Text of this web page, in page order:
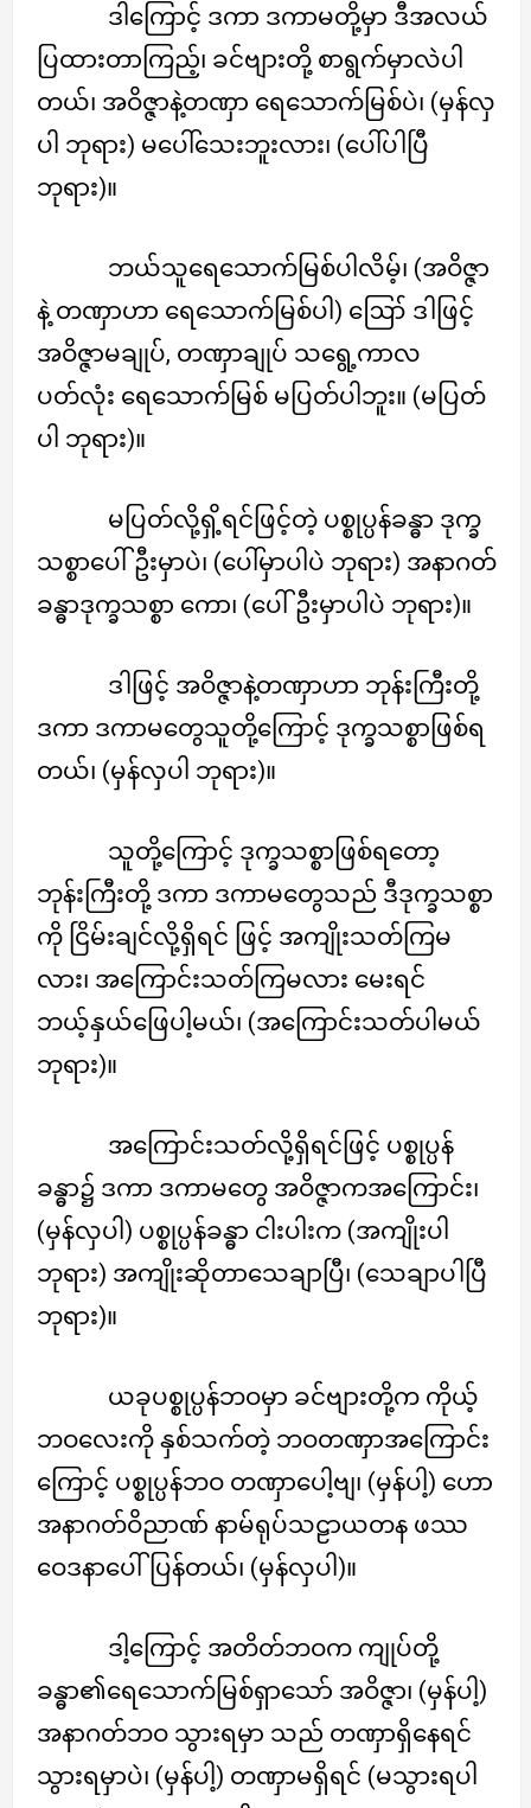
ဒါကြောင့် ဒကာ ဒကာမတို့မှာ ဒီအလယ်
ပြထားတာကြည့်၊ ခင်ဗျားတို့ စာရွက်မှာလဲပါ
တယ်၊ အဝိဇ္ဇာနဲ့တဏှာ ရေသောက်မြစ်ပဲ၊ (မှန်လှ
ပါ ဘုရား) မပေါ်သေးဘူးလား၊ (ပေါ်ပါပြီ
ဘုရား)။
ဘယ်သူရေသောက်မြစ်ပါလိမ့်၊ (အဝိဇ္ဇာ
နဲ့ တဏှာဟာ ရေသောက်မြစ်ပါ) ဪ ဒါဖြင့်
အဝိဇ္ဇာမချုပ်, တဏှာချုပ် သရွေ့ကာလ
ပတ်လုံး ရေသောက်မြစ် မပြတ်ပါဘူး။ (မပြတ်
ပါ ဘုရား)။
မပြတ်လို့ရှိ့ရင်ဖြင့်တဲ့ ပစ္စုပ္ပန်ခန္ဓာ ဒုက္ခ
သစ္စာပေါ်ဦးမှာပဲ၊ (ပေါ်မှာပါပဲ ဘုရား) အနာဂတ်
ခန္ဓာဒုက္ခသစ္စာ ကော၊ (ပေါ်ဦးမှာပါပဲ ဘုရား)။
ဒါဖြင့် အဝိဇ္ဇာနဲ့တဏှာဟာ ဘုန်းကြီးတို့
ဒကာ ဒကာမတွေသူတို့ကြောင့် ဒုက္ခသစ္စာဖြစ်ရ
တယ်၊ (မှန်လှပါ ဘုရား)။
သူတို့ကြောင့် ဒုက္ခသစ္စာဖြစ်ရတော့
ဘုန်းကြီးတို့ ဒကာ ဒကာမတွေသည် ဒီဒုက္ခသစ္စာ
ကို ငြိမ်းချင်လို့ရှိရင် ဖြင့် အကျိုးသတ်ကြမ
လား၊ အကြောင်းသတ်ကြမလား မေးရင်
ဘယ့်နှယ်ဖြေပါ့မယ်၊ (အကြောင်းသတ်ပါမယ်
ဘုရား)။
အကြောင်းသတ်လို့ရှိရင်ဖြင့် ပစ္စုပ္ပန်
ခန္ဓာ၌ ဒကာ ဒကာမတွေ အဝိဇ္ဇာကအကြောင်း၊
(မှန်လှပါ) ပစ္စုပ္ပန်ခန္ဓာ ငါးပါးက (အကျိုးပါ
ဘုရား) အကျိုးဆိုတာသေချာပြီ၊ (သေချာပါပြီ
ဘုရား)။
ယခုပစ္စုပ္ပန်ဘဝမှာ ခင်ဗျားတို့က ကိုယ့်
ဘဝလေးကို နှစ်သက်တဲ့ ဘဝတဏှာအကြောင်း
ကြောင့် ပစ္စုပ္ပန်ဘဝ တဏှာပေါ့ဗျ၊ (မှန်ပါ့) ဟော
အနာဂတ်ဝိညာဏ် နာမ်ရုပ်သဠာယတန ဖဿ
ဝေဒနာပေါ်ပြန်တယ်၊ (မှန်လှပါ)။
ဒါ့ကြောင့် အတိတ်ဘဝက ကျုပ်တို့
ခန္ဓာ၏ရေသောက်မြစ်ရှာသော် အဝိဇ္ဇာ၊ (မှန်ပါ့)
အနာဂတ်ဘဝ သွားရမှာ သည် တဏှာရှိနေရင်
သွားရမှာပဲ၊ (မှန်ပါ့) တဏှာမရှိရင် (မသွားရပါ